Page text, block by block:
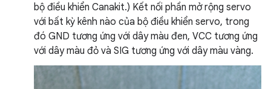
bộ điều khiển Canakit.) Kết nối phần mở rộng servo
với bất kỳ kênh nào của bộ điều khiển servo, trong
đó GND tương ứng với dây màu đen, VCC tương ứng
với dây màu đỏ và SIG tương ứng với dây màu vàng.